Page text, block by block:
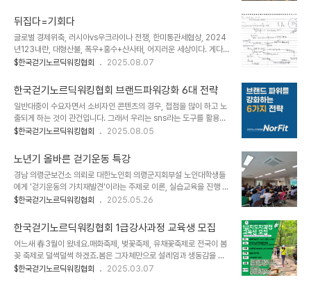
자고 제안드렸다.노르딕워킹?그게 뭔데?이내 손을 손 사래를 치는 노
인,긴가민가 관심을 보이는 노인,언젠가 TV에서 봤다는 노인.시골 소
지역 건강격차 해소를 위한 프로그램으로는 최고다."걸음을 멈추면 모
든것이 멈춘다"그래서 노르딕워킹합니다.한사람의 건강을 돕고마을공
동체의 건강을 지원하고지역사회의 건강을 디자인하며국민의 건강증
다.교육문의 010-4551-1639
뒤집다=기회다
글로벌 경제위축, 러시아vs우크라이나 전쟁, 한미통관세협상, 2024
년123내란, 대형산불, 폭우+홍수+산사태, 어지러운 세상이다. 게다
가 경기침체. 임대임대임대임대 상가 유리벽에는 끊없이 이어 붙인 임
맛나는 세상이 될까?곧 이렇게 될 것이다. 믿고 준비하자^^좋은 시절
이 왔는데 경쟁에 밀려 혼자 불경기 타령하면서 신세한탄, 시절한탄 해
서는 안된다.미리미리 준비해둬야 한다. 물 들어오기 전에 거물을 정비
해둬야 한다.오랜만에 대구로 가서 한국이고그램연구소장 면경 김종
호 박사님을 뵙고 왔다. 한국형 이고그램 성격검사개발자면서 지금도
계신다고 하셨다. 지금부터 5년후를 준비하라..
$한국걷기노르딕워킹협회 2025.08.07
한국걷기노르딕워킹협회 브랜드파워강화 6대 전략
일반대중이 수요자면서 소비자인 콘텐츠의 경우, 접점을 많이 하고 노
출되게 하는 것이 관건입니다. 그래서 우리는 sns라는 도구를 활용하
여 드러내기를 시도합니다. 이것을 홍보, 마케팅이라고 하죠.그러나 무
니다. 콘텐츠에 담겨있는 알맹이가 알차고 유익해야 일반대중이 관심
을 갖고 찾게 됩니다. 한국걷기노르딕워킹협회는 자체 브랜드파워를
강화하기 위한 노력을 다음의 6가지 기준에 입각해서 진행하고 있습
니다. 여러분에게도 도움이 되길 바랍니다. 노르딕워킹체험힐링연수,
노르딕워킹강사 자격취득, 트레킹여행문의 010-4551-1639한국
$한국걷기노르딕워킹협회 2025.08.05
노년기 올바른 걷기운동 특강
경남 의령군보건소 의뢰로 대한노인회 의령군지회부설 노인대학생들
에게 '걷기운동의 가치재발견'이라는 주제로 이론, 실습교육을 진행 했
다.#노년기 근육의 가치를 강조하고#돈없는 노후보다 근육없는 노후
지만 빠져나가는 것을 최소화하는데는 최고 좋은 운동이다.#걷기바른
자세#보폭 10cm 더 넓게 걷기#튼튼한 하지근력을 위해 집에서 할
수 있는 운동들 소개#오늘의 교육 주제가 걷기라는 말에 시큰둥했던
학장님과 관계자들은 시간이 지날수록 빠져들었다. 최근 몇년간 강의
중에서 손에 꼽힐 명강의였다고 엄지척 해주셨다.혼자서 80여명을 걷
$한국걷기노르딕워킹협회 2025.05.26
한국걷기노르딕워킹협회 1급강사과정 교육생 모집
어느새 春3월이 왔네요.매화축제, 벚꽃축제, 유채꽃축제로 전국이 봄
꽂 축제로 덜썩덜썩 하겠죠.봄은 그자체만으로 설레임과 생동감을 주
는것 같습니다.겨우내 움추렸던 몸을 활짝 기지개를 펴고 대지의 기운
$한국걷기노르딕워킹협회 2025.03.07